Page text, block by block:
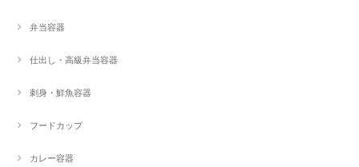
弁当容器
仕出し・高級弁当容器
刺身・鮮魚容器
フードカップ
カレー容器